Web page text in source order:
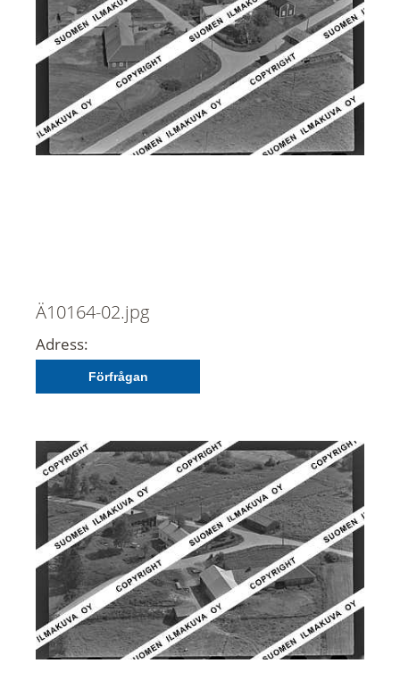
Ä10164-02.jpg
Adress:
Förfrågan